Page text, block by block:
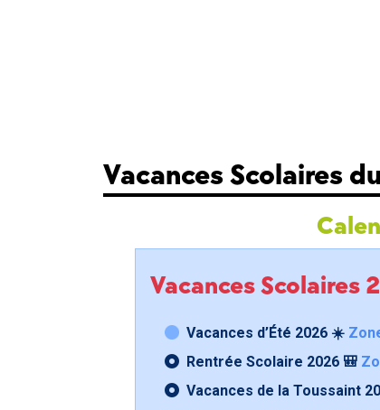
Vacances Scolaires
Vacances Scolaires
Vacances d’Été 2026 ☀️
Rentrée Scolaire 2026 🎒
Vacances de la Toussaint